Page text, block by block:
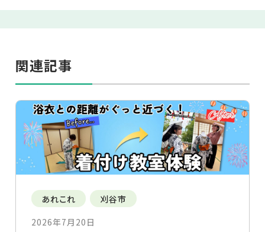
関連記事
あれこれ
刈谷市
2026年7月20日